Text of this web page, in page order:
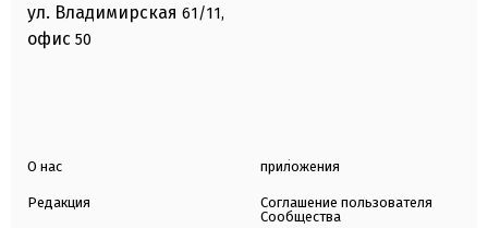
ул. Владимирская 61/11,
офис 50
О нас
Редакция
приложения
Соглашение пользователя
Сообщества